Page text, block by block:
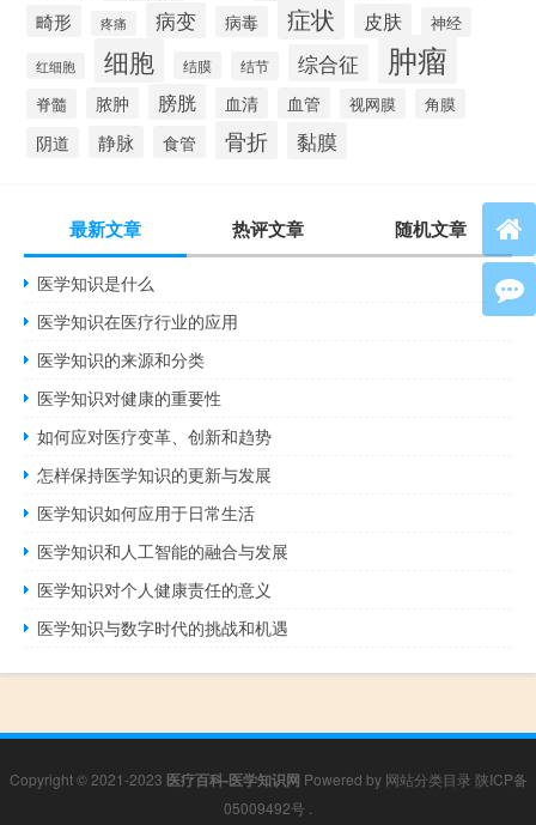
畸形 疼痛 病变 病毒 症状 皮肤 神经
红细胞 细胞 结膜 结节 综合征 肿瘤
脊髓 脓肿 膀胱 血清 血管 视网膜 角膜
阴道 静脉 食管 骨折 黏膜
最新文章 热评文章 随机文章
医学知识是什么
医学知识在医疗行业的应用
医学知识的来源和分类
医学知识对健康的重要性
如何应对医疗变革、创新和趋势
怎样保持医学知识的更新与发展
医学知识如何应用于日常生活
医学知识和人工智能的融合与发展
医学知识对个人健康责任的意义
医学知识与数字时代的挑战和机遇
Copyright © 2021-2023 医疗百科-医学知识网 Powered by 网站分类目录 陕ICP备
05009492号